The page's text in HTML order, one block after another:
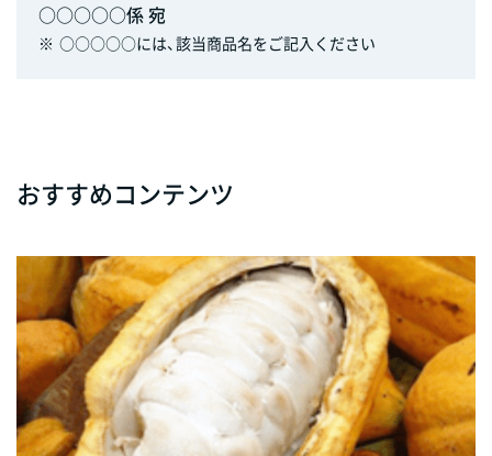
○○○○○係 宛
※ ○○○○○には、該当商品名をご記入ください
おすすめコンテンツ